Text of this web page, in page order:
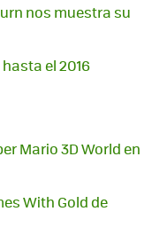
nos muestra su
el 2016
Mario 3D World en
With Gold de